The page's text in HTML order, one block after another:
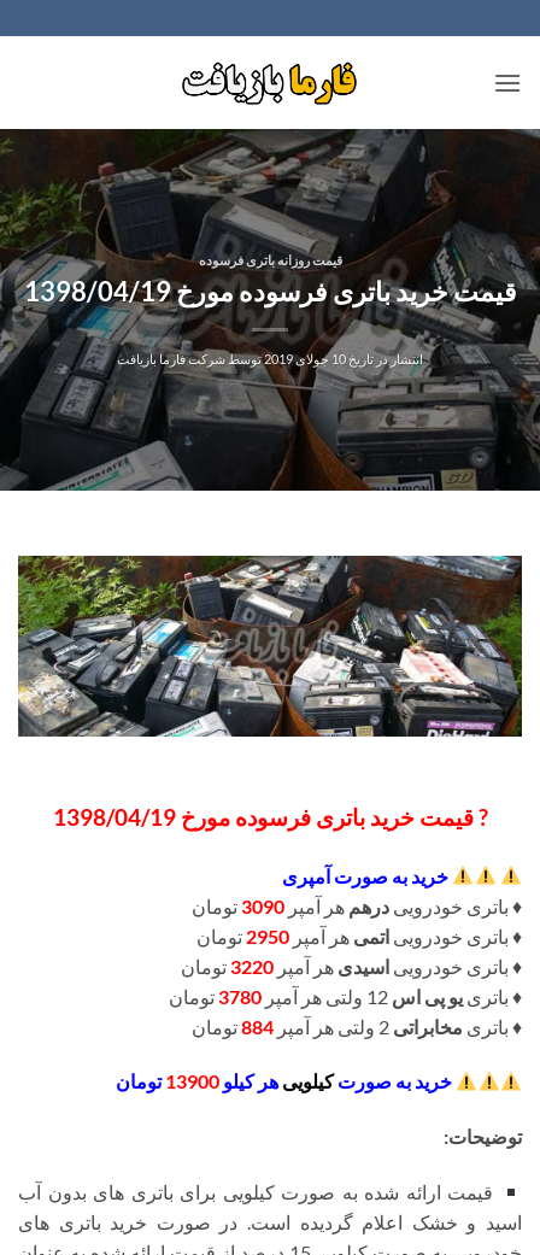
to
content
قیمت روزانه باتری فرسوده
قیمت خرید باتری فرسوده مورخ 1398/04/19
انتشار در تاریخ10 جولای 2019 توسطشرکت فارما بازیافت
? قیمت خرید باتری فرسوده مورخ 1398/04/19
خرید به صورت آمپری
♦️ باتری خودرویی درهم هر آمپر 3090تومان
♦️ باتری خودرویی اتمی هر آمپر 2950 تومان
♦️ باتری خودرویی اسیدی هر آمپر 3220تومان
♦️ باتری یو پی اس 3780تومان
♦️ باتری مخابراتی 884تومان
خرید به صورتکیلویی هر کیلو 13900تومان
توضیحات:
قیمت ارائه شده به صورت کیلویی برای باتری های بدون آب
اسید و خشک اعلام گردیده است. در صورت خرید باتری های